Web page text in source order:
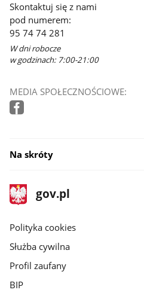
Skontaktuj się z nami
pod numerem:
95 74 74 281
W dni robocze
w godzinach: 7:00-21:00
MEDIA SPOŁECZNOŚCIOWE:
Na skróty
stopka
gov.pl
Strona
gov.pl
gov.pl
Polityka cookies
Służba cywilna
Profil zaufany
BIP